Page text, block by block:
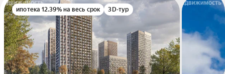
ипотека 12.39% на весь срок 3D-тур